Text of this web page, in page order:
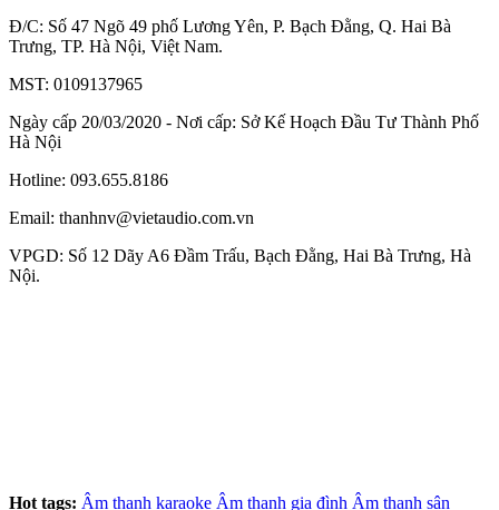
Đ/C: Số 47 Ngõ 49 phố Lương Yên, P. Bạch Đằng, Q. Hai Bà
Trưng, TP. Hà Nội, Việt Nam.
MST: 0109137965
Ngày cấp 20/03/2020 - Nơi cấp: Sở Kế Hoạch Đầu Tư Thành Phố
Hà Nội
Hotline: 093.655.8186
Email: thanhnv@vietaudio.com.vn
VPGD: Số 12 Dãy A6 Đầm Trấu, Bạch Đằng, Hai Bà Trưng, Hà
Nội.
Hot tags: Âm thanh karaoke Âm thanh gia đình Âm thanh sân